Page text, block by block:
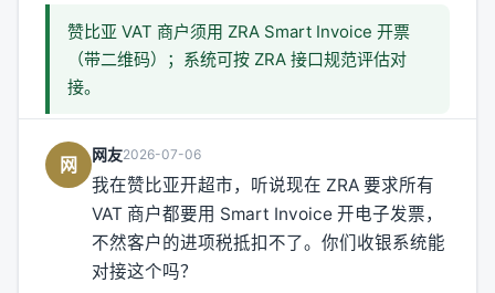
赞比亚 VAT 商户须用 ZRA Smart Invoice 开票
（带二维码）；系统可按 ZRA 接口规范评估对
接。
网 网友2026-07-06
我在赞比亚开超市，听说现在 ZRA 要求所有
VAT 商户都要用 Smart Invoice 开电子发票，
不然客户的进项税抵扣不了。你们收银系统能
对接这个吗？